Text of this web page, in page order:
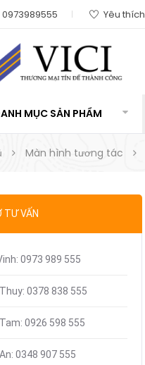
0973989555 Yêu thích
MỤC SẢN PHẨM
Màn hình tương tác
TƯ VẤN
0973 989 555
0378 838 555
0926 598 555
0348 907 555